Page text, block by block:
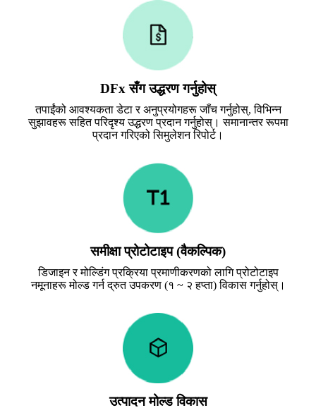
DFx सँग उद्धरण गर्नुहोस्
तपाईंको आवश्यकता डेटा र अनुप्रयोगहरू जाँच गर्नुहोस्, विभिन्न
सुझावहरू सहित परिदृश्य उद्धरण प्रदान गर्नुहोस्। समानान्तर रूपमा
प्रदान गरिएको सिमुलेशन रिपोर्ट।
समीक्षा प्रोटोटाइप (वैकल्पिक)
डिजाइन र मोल्डिंग प्रक्रिया प्रमाणीकरणको लागि प्रोटोटाइप
नमूनाहरू मोल्ड गर्न द्रुत उपकरण (१ ~ २ हप्ता) विकास गर्नुहोस्।
उत्पादन मोल्ड विकास